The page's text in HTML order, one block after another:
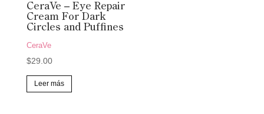
CeraVe – Eye Repair
Cream For Dark
Circles and Puffines
CeraVe
$29.00
Leer más